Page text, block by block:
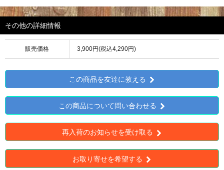
その他の詳細情報
販売価格 3,900円(税込4,290円)
この商品を友達に教える
この商品について問い合わせる
再入荷のお知らせを受け取る
お取り寄せを希望する